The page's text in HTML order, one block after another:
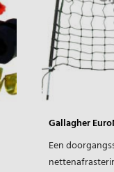
Gallagher
Een